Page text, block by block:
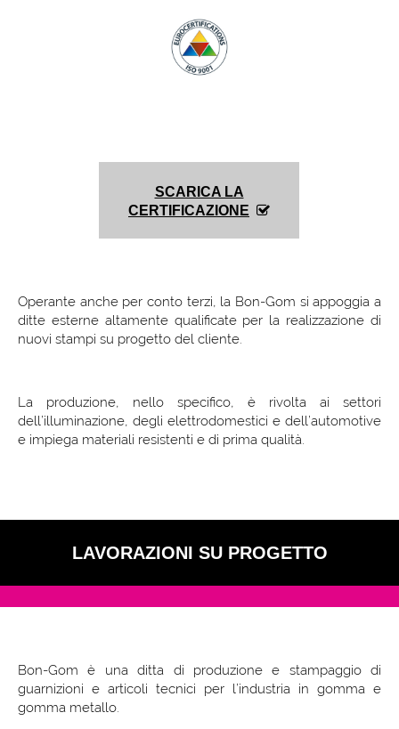
SCARICA LA
CERTIFICAZIONE
Operante anche per conto terzi, la Bon-Gom si appoggia a
ditte esterne altamente qualificate per la realizzazione di
nuovi stampi su progetto del cliente.
La produzione, nello specifico, è rivolta ai settori
dell’illuminazione, degli elettrodomestici e dell’automotive
e impiega materiali resistenti e di prima qualità.
LAVORAZIONI SU PROGETTO
Bon-Gom è una ditta di produzione e stampaggio di
guarnizioni e articoli tecnici per l’industria in gomma e
gomma metallo.